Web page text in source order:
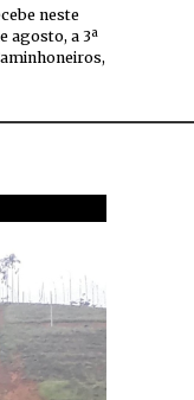
neste
agosto, a 3ª